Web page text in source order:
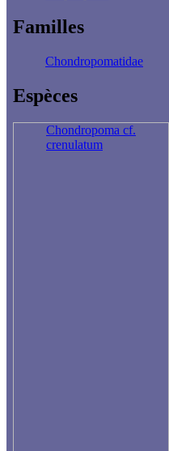
Familles
Chondropomatidae
Espèces
Chondropoma cf.
crenulatum